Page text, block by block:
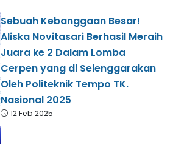
Sebuah Kebanggaan Besar!
Aliska Novitasari Berhasil Meraih
Juara ke 2 Dalam Lomba
Cerpen yang di Selenggarakan
Oleh Politeknik Tempo TK.
Nasional 2025
12 Feb 2025